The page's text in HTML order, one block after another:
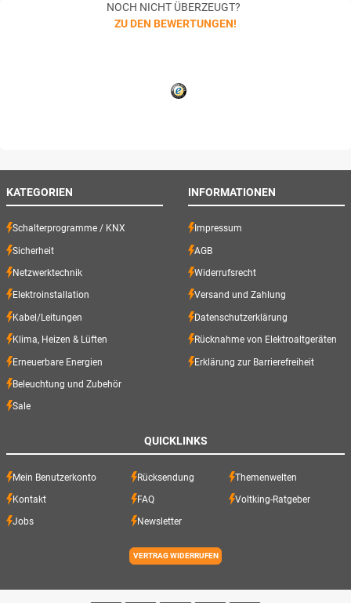
NOCH NICHT ÜBERZEUGT?
ZU DEN BEWERTUNGEN!
KATEGORIEN
Schalterprogramme / KNX
Sicherheit
Netzwerktechnik
Elektroinstallation
Kabel/Leitungen
Klima, Heizen & Lüften
Erneuerbare Energien
Beleuchtung und Zubehör
Sale
INFORMATIONEN
Impressum
AGB
Widerrufsrecht
Versand und Zahlung
Datenschutzerklärung
Rücknahme von Elektroaltgeräten
Erklärung zur Barrierefreiheit
QUICKLINKS
Mein Benutzerkonto Rücksendung Themenwelten
Kontakt FAQ Voltking-Ratgeber
Jobs Newsletter
VERTRAG WIDERRUFEN